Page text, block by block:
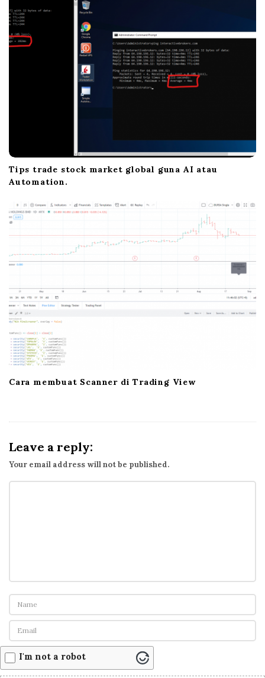
Tips trade stock market global guna AI atau
Automation.
Cara membuat Scanner di Trading View
Leave a reply:
Your email address will not be published.
I'm not a robot